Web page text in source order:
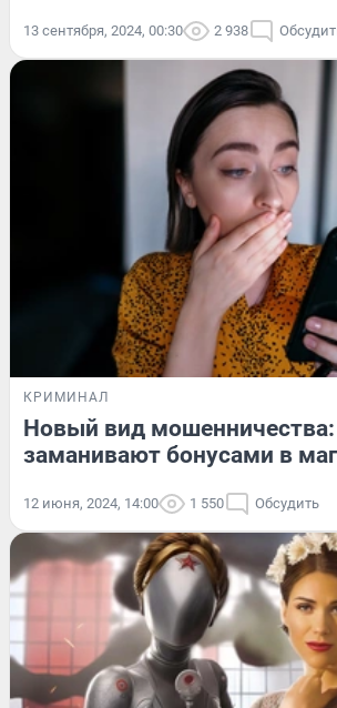
13 сентября, 2024, 00:30 2 938
КРИМИНАЛ
Новый вид мошенничества:
заманивают бонусами в
12 июня, 2024, 14:00 1 550 Обсудить